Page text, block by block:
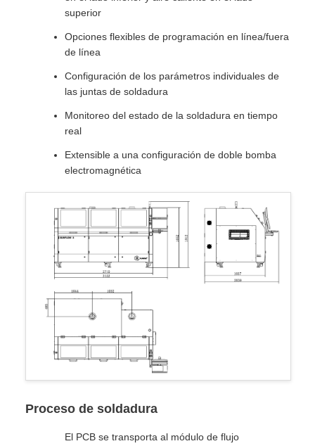
superior
Opciones flexibles de programación en línea/fuera
de línea
Configuración de los parámetros individuales de
las juntas de soldadura
Monitoreo del estado de la soldadura en tiempo
real
Extensible a una configuración de doble bomba
electromagnética
Proceso de soldadura
El PCB se transporta al módulo de flujo